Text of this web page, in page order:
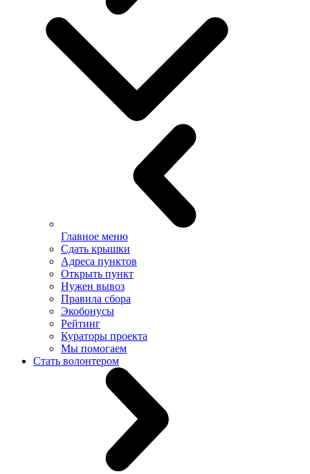
Главное меню
Сдать крышки
Адреса пунктов
Открыть пункт
Нужен вывоз
Правила сбора
Экобонусы
Рейтинг
Кураторы проекта
Мы помогаем
Стать волонтером